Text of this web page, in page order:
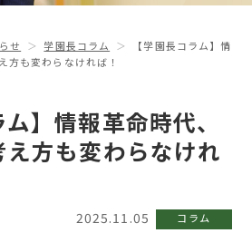
せ 学園長コラム
【学園長コラム】情
方も変わらなければ！
ム】情報革命時代、
方も変わらなけれ
2025.11.05 コラム